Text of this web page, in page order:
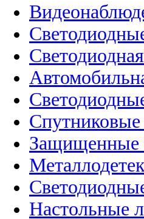
Защищенные
Настольные